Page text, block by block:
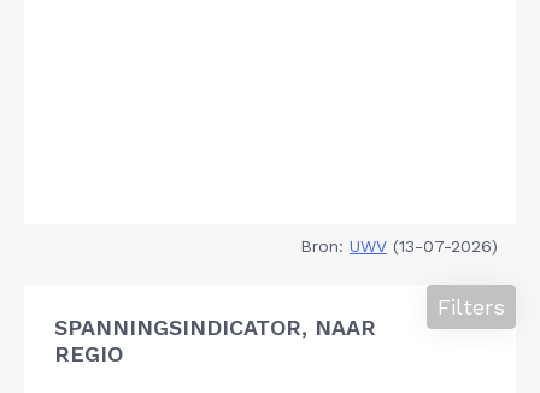
Bron: UWV (13-07-2026)
SPANNINGSINDICATOR, NAAR
REGIO
Filters